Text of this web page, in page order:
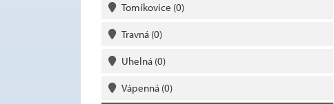
Tomíkovice (0)
Travná (0)
Uhelná (0)
Vápenná (0)